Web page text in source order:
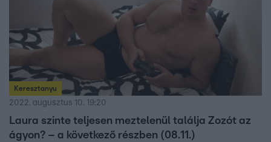
Keresztanyu
2022. augusztus 10. 19:20
Laura szinte teljesen meztelenül találja Zozót az
ágyon? – a következő részben (08.11.)